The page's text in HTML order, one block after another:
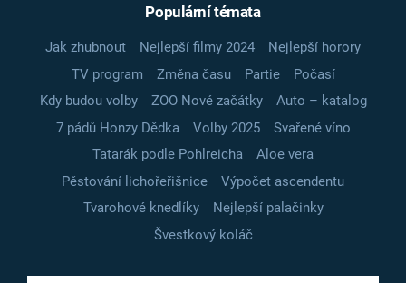
Populární témata
Jak zhubnout Nejlepší filmy 2024
Nejlepší horory
TV program
Změna času Partie
Počasí
Kdy budou volby
ZOO Nové začátky
Auto – katalog
7 pádů Honzy Dědka
Volby 2025
Svařené víno
Tatarák podle Pohlreicha
Aloe vera
Pěstování lichořeřišnice
Výpočet ascendentu
Tvarohové knedlíky
Nejlepší palačinky
Švestkový koláč